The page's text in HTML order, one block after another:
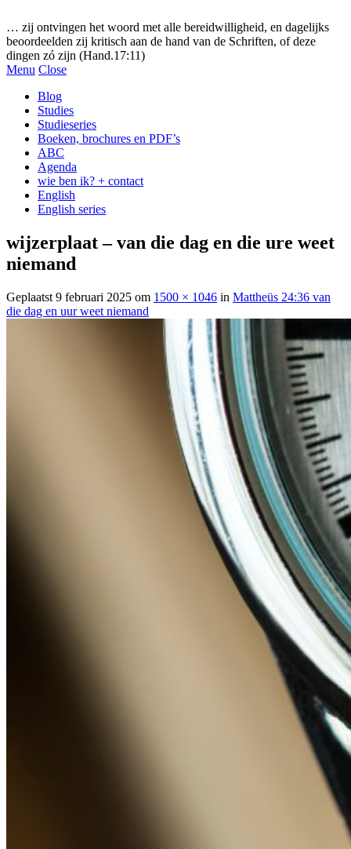
… zij ontvingen het woord met alle bereidwilligheid, en dagelijks
beoordeelden zij kritisch aan de hand van de Schriften, of deze
dingen zó zijn (Hand.17:11)
Menu Close
Blog
Studies
Studieseries
Boeken, brochures en PDF’s
ABC
Agenda
wie ben ik? + contact
English
English series
wijzerplaat – van die dag en die ure weet
niemand
Geplaatst 9 februari 2025 om 1500 × 1046 in Mattheüs 24:36 van
die dag en uur weet niemand